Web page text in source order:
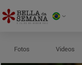
Fotos Videos